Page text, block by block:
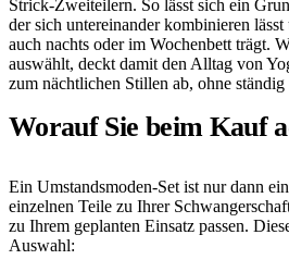
Strick-Zweiteilern. So lässt sich ein
der sich untereinander kombinieren
auch nachts oder im Wochenbett trägt.
auswählt, deckt damit den Alltag von
zum nächtlichen Stillen ab, ohne ständig
Worauf Sie beim Kauf
Ein Umstandsmoden-Set ist nur dann
einzelnen Teile zu Ihrer
zu Ihrem geplanten Einsatz passen.
Auswahl: